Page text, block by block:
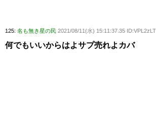
125: 名も無き星の民 2021/08/11(水) 15:11:37.35
何でもいいからはよサプ売れよカバ